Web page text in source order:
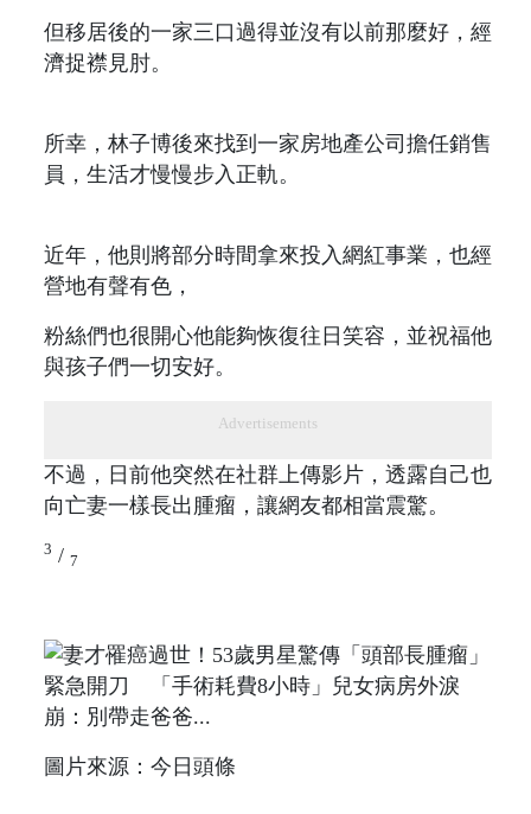
但移居後的一家三口過得並沒有以前那麼好，經
濟捉襟見肘。
所幸，林子博後來找到一家房地產公司擔任銷售
員，生活才慢慢步入正軌。
近年，他則將部分時間拿來投入網紅事業，也經
營地有聲有色，
粉絲們也很開心他能夠恢復往日笑容，並祝福他
與孩子們一切安好。
Advertisements
不過，日前他突然在社群上傳影片，透露自己也
向亡妻一樣長出腫瘤，讓網友都相當震驚。
3 / 7
圖片來源：今日頭條